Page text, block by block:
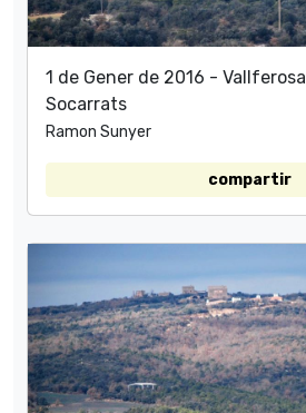
1 de Gener de 2016 - Vallferosa
Socarrats
Ramon Sunyer
compartir